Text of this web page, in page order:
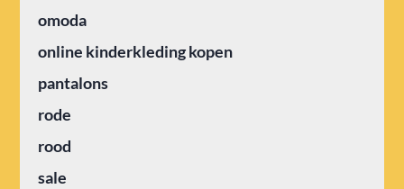
omoda
online kinderkleding kopen
pantalons
rode
rood
sale